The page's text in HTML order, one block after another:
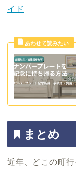
イド
まとめ
近年、どこの町行